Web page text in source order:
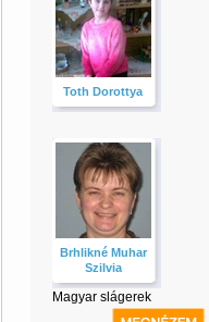
Toth Dorottya
Brhlikné Muhar
Szilvia
Magyar slágerek